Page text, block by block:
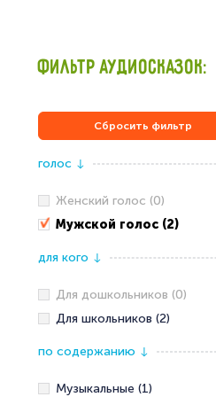
ФИЛЬТР АУДИОСКАЗОК:
Сбросить фильтр
голос ↓
Женский голос (0)
Мужской голос (2)
для кого ↓
Для дошкольников (0)
Для школьников (2)
по содержанию ↓
Музыкальные (1)